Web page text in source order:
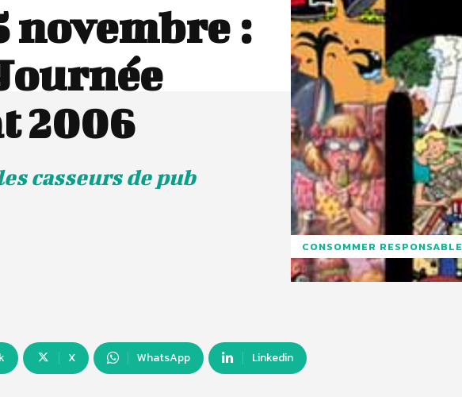
novembre :
2006
casseurs de pub
CONSOMMER RESPONSABLE
X WhatsApp Linkedin